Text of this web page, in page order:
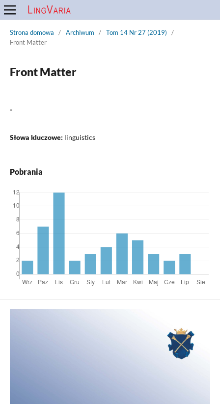
Strona domowa / Archiwum / Tom 14 Nr 27 (2019)
/
Front Matter
Front Matter
-
Słowa kluczowe: linguistics
Pobrania